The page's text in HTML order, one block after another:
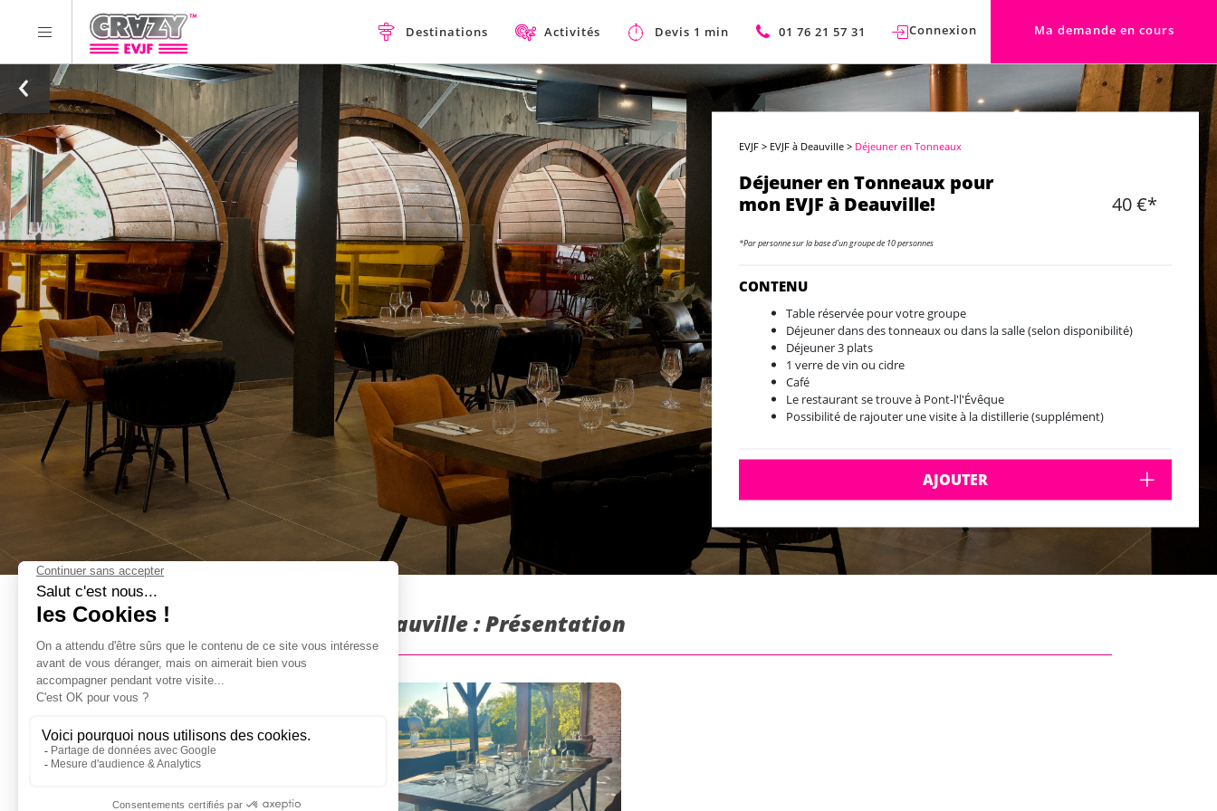
Destinations Activités Devis 1 min 01 76 21 57 31 Connexion Ma demande en cours
EVJF > EVJF à Deauville > Déjeuner en Tonneaux
Déjeuner en Tonneaux pour
mon EVJF à Deauville!
40 €*
*Par personne sur la base d'un groupe de 10 personnes
CONTENU
Table réservée pour votre groupe
Déjeuner dans des tonneaux ou dans la salle (selon disponibilité)
Déjeuner 3 plats
1 verre de vin ou cidre
Café
Le restaurant se trouve à Pont-l'l'Évêque
Possibilité de rajouter une visite à la distillerie (supplément)
AJOUTER
Déjeuner en Tonneaux à Deauville : Présentation